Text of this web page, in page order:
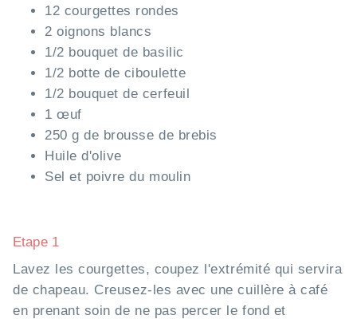
12 courgettes rondes
2 oignons blancs
1/2 bouquet de basilic
1/2 botte de ciboulette
1/2 bouquet de cerfeuil
1 œuf
250 g de brousse de brebis
Huile d'olive
Sel et poivre du moulin
Etape 1
Lavez les courgettes, coupez l'extrémité qui servira
de chapeau. Creusez-les avec une cuillère à café
en prenant soin de ne pas percer le fond et